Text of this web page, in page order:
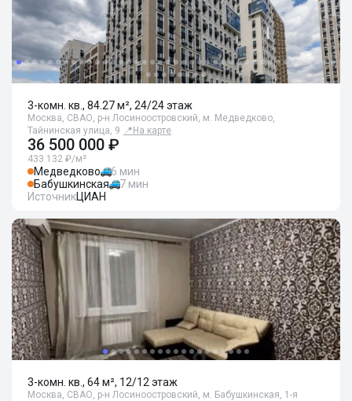
3-комн. кв., 84.27 м², 24/24 этаж
Москва, СВАО, р-н Лосиноостровский, м. Медведково,
Тайнинская улица, 9 📍 На карте
36 500 000 ₽
433 132 ₽/м²
Медведково
6 мин
Бабушкинская
7 мин
ИсточникЦИАН
3-комн. кв., 64 м², 12/12 этаж
Москва, СВАО, р-н Лосиноостровский, м. Бабушкинская, 1-я